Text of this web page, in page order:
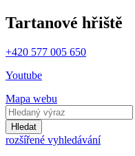
Tartanové hřiště
+420 577 005 650
Youtube
Mapa webu
Hledat
rozšířené vyhledávání